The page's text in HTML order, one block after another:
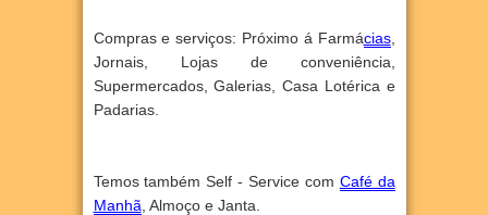
Compras e serviços: Próximo á Farmácias,
Jornais, Lojas de conveniência,
Supermercados, Galerias, Casa Lotérica e
Padarias.
Temos também Self - Service com Café da
Manhã , Almoço e Janta.